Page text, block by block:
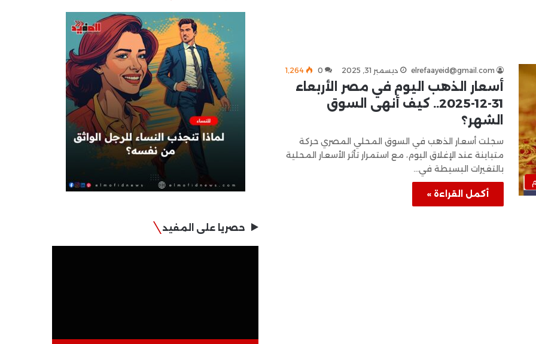
elrefaayeid@gmail.com ديسمبر 31, 2025 0 1٬264
أسعار الذهب اليوم في مصر الأربعاء
31-12-2025.. كيف أنهى السوق
الشهر؟
سجلت أسعار الذهب في السوق المحلي المصري حركة
متباينة عند الإغلاق اليوم، مع استمرار تأثر الأسعار المحلية
بالتغيرات البسيطة في…
أكمل القراءة »
حصريا على المفيد